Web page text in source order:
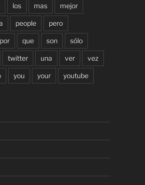
los mas mejor
people pero
por que son sólo
twitter una ver vez
you your youtube